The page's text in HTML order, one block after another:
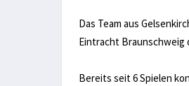
Das Team aus
Eintracht Braunschweig
Bereits seit 6 Spielen